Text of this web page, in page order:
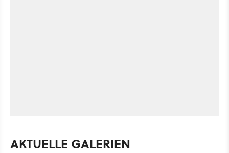
AKTUELLE GALERIEN